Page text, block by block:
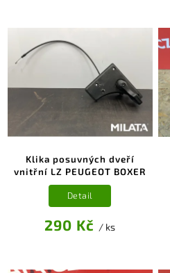
Klika posuvných dveří
vnitřní LZ PEUGEOT BOXER
290 Kč / ks
Detail